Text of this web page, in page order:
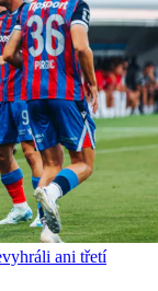
ani třetí